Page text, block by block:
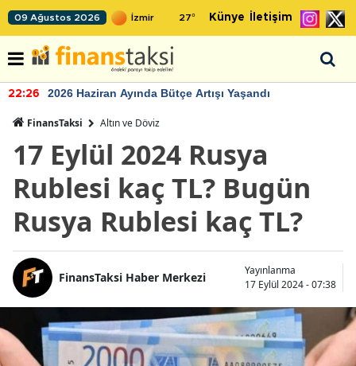
09 Ağustos 2026 27° Künye İletişim
22:26 2026 Haziran Ayında Bütçe Artışı Yaşandı
FinansTaksi Altın ve Döviz
17 Eylül 2024 Rusya
Rublesi kaç TL? Bugün
Rusya Rublesi kaç TL?
FinansTaksi Haber Merkezi
Yayınlanma
17 Eylül 2024 - 07:38